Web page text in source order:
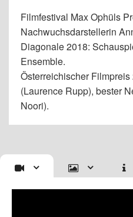
Filmfestival Max Ophüls
Nachwuchsdarstellerin
Diagonale 2018:
Ensemble.
Österreichischer
(Laurence Rupp), bester
Noori).